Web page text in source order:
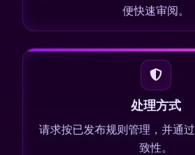
便快速审阅。
处理方式
请求按已发布规则管理，并通
致性。